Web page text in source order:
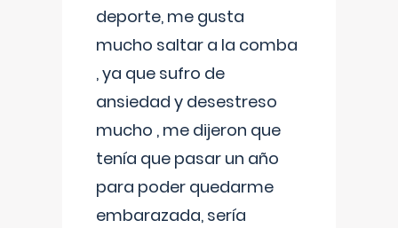
deporte, me gusta
mucho saltar a la comba
, ya que sufro de
ansiedad y desestreso
mucho , me dijeron que
tenía que pasar un año
para poder quedarme
embarazada, sería